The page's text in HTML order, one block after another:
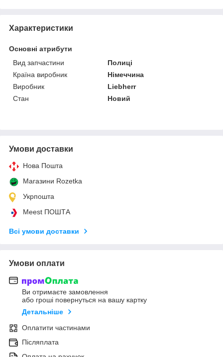
Характеристики
Основні атрибути
Вид запчастини
Полиці
Країна виробник
Німеччина
Виробник
Liebherr
Стан
Новий
Умови доставки
Нова Пошта
Магазини Rozetka
Укрпошта
Meest ПОШТА
Всі умови доставки
Умови оплати
Ви отримаєте замовлення
або гроші повернуться на вашу картку
Детальніше
Оплатити частинами
Післяплата